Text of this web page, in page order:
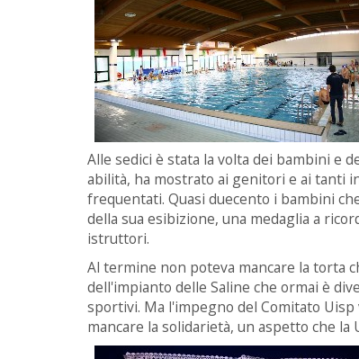
Alle sedici è stata la volta dei bambini e
abilità, ha mostrato ai genitori e ai tanti
frequentati. Quasi duecento i bambini
della sua esibizione, una medaglia a
istruttori.
Al termine non poteva mancare la torta
dell'impianto delle Saline che ormai è
sportivi. Ma l'impegno del Comitato
mancare la solidarietà, un aspetto che